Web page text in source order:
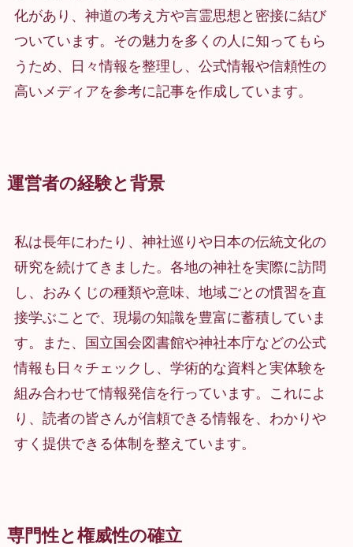
化があり、神道の考え方や言霊思想と密接に結び
ついています。その魅力を多くの人に知ってもら
うため、日々情報を整理し、公式情報や信頼性の
高いメディアを参考に記事を作成しています。
運営者の経験と背景
私は長年にわたり、神社巡りや日本の伝統文化の
研究を続けてきました。各地の神社を実際に訪問
し、おみくじの種類や意味、地域ごとの慣習を直
接学ぶことで、現場の知識を豊富に蓄積していま
す。また、国立国会図書館や神社本庁などの公式
情報も日々チェックし、学術的な資料と実体験を
組み合わせて情報発信を行っています。これによ
り、読者の皆さんが信頼できる情報を、わかりや
すく提供できる体制を整えています。
専門性と権威性の確立